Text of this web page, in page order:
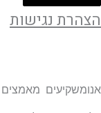
הצהרת נגישות
אנומשקיעים